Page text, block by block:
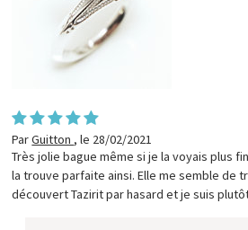
ParGuitton ,le 28/02/2021
Très jolie bague même si je la voyais plus
la trouve parfaite ainsi. Elle me semble de
découvert Tazirit par hasard et je suis